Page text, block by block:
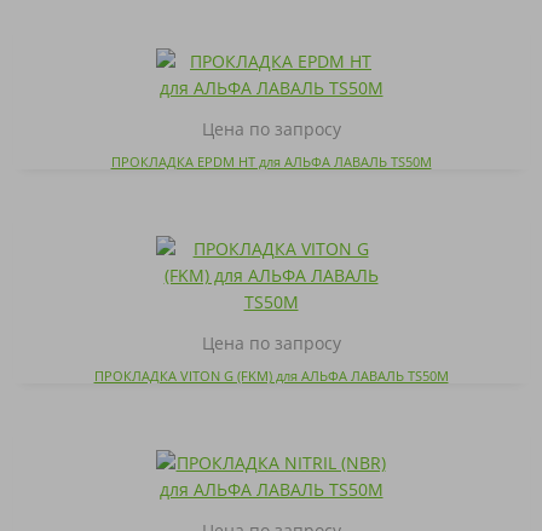
Цена по запросу
ПРОКЛАДКА EPDM HT для АЛЬФА ЛАВАЛЬ TS50M
Цена по запросу
ПРОКЛАДКА VITON G (FKM) для АЛЬФА ЛАВАЛЬ TS50M